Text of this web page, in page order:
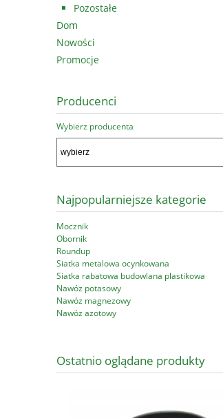
Pozostałe
Dom
Nowości
Promocje
Producenci
Wybierz producenta
Najpopularniejsze kategorie
Mocznik
Obornik
Roundup
Siatka metalowa ocynkowana
Siatka rabatowa budowlana plastikowa
Nawóz potasowy
Nawóz magnezowy
Nawóz azotowy
Ostatnio oglądane produkty